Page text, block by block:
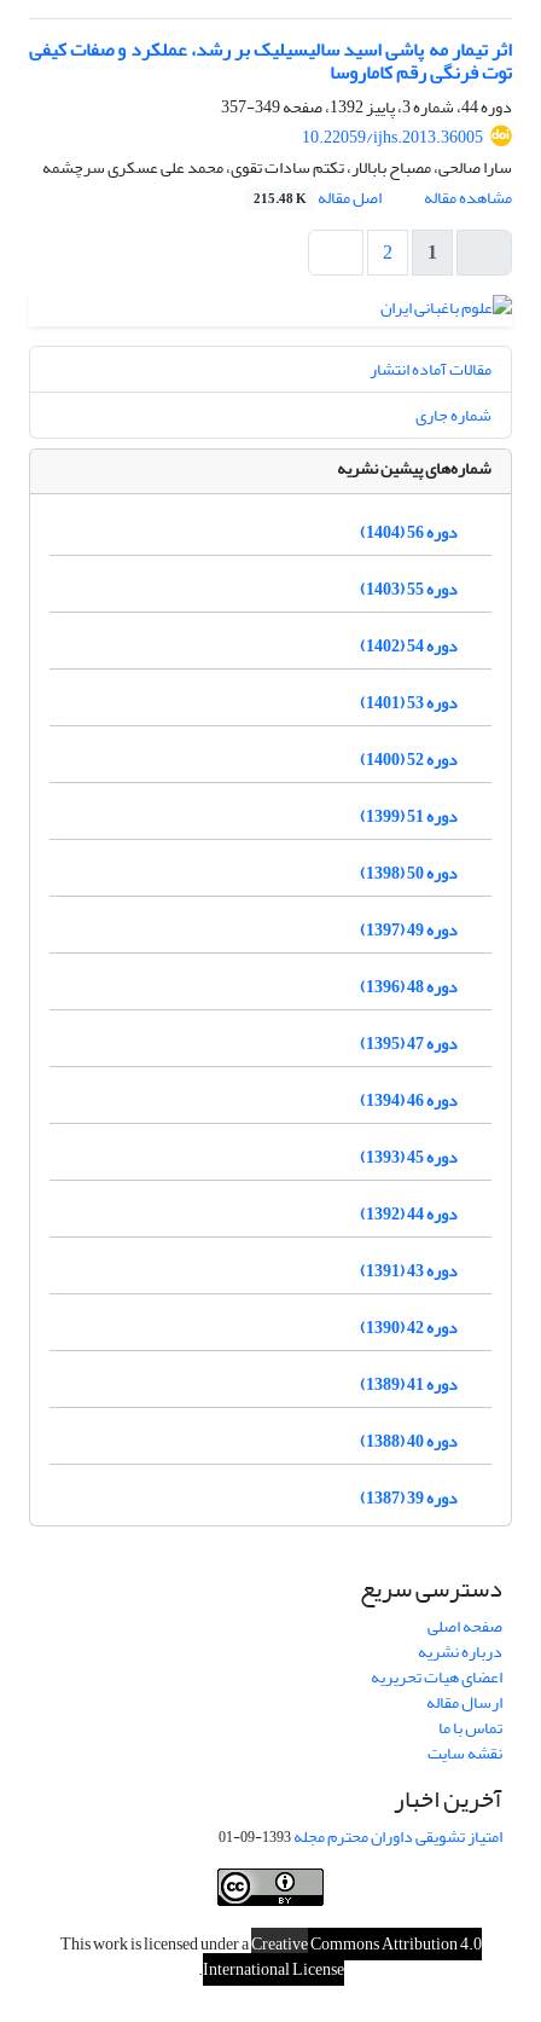
اثر تیمار مه پاشی اسید سالیسیلیک بر رشد، عملکرد و صفات کیفی
توت فرنگی رقم کاماروسا
دوره 44، شماره 3، پاییز 1392، صفحه
349-357
10.22059/ijhs.2013.36005
سارا صالحی، مصباح بابالار، تکتم سادات تقوی، محمد علی عسکری سرچشمه
مشاهده مقاله
اصل مقاله 215.48 K
1
2
مقالات آماده انتشار
شماره جاری
شماره‌های پیشین نشریه
دوره 56 (1404)
دوره 55 (1403)
دوره 54 (1402)
دوره 53 (1401)
دوره 52 (1400)
دوره 51 (1399)
دوره 50 (1398)
دوره 49 (1397)
دوره 48 (1396)
دوره 47 (1395)
دوره 46 (1394)
دوره 45 (1393)
دوره 44 (1392)
دوره 43 (1391)
دوره 42 (1390)
دوره 41 (1389)
دوره 40 (1388)
دوره 39 (1387)
دسترسی سریع
صفحه اصلی
درباره نشریه
اعضای هیات تحریریه
ارسال مقاله
تماس با ما
نقشه سایت
آخرین اخبار
امتیاز تشویقی داوران محترم مجله1393-09-01
This work is licensed under aCreativeCommons Attribution 4.0
International License
.